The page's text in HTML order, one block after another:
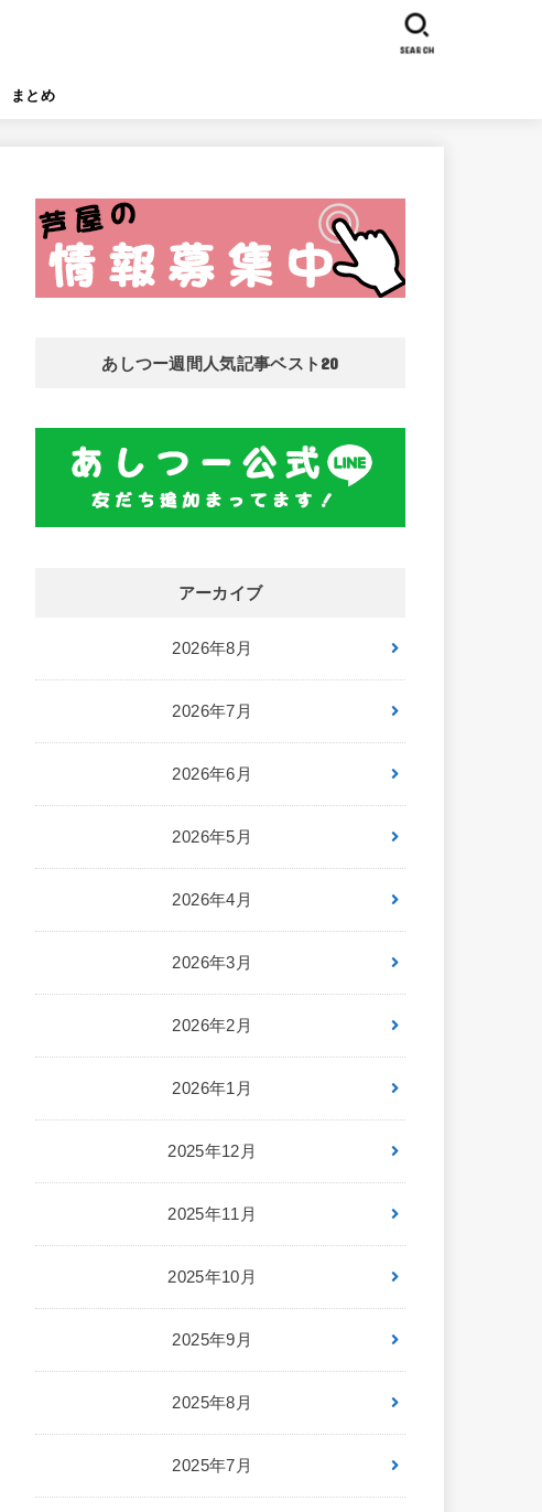
まとめ
SEARCH
あしつー週間人気記事ベスト20
アーカイブ
2026年8月
2026年7月
2026年6月
2026年5月
2026年4月
2026年3月
2026年2月
2026年1月
2025年12月
2025年11月
2025年10月
2025年9月
2025年8月
2025年7月